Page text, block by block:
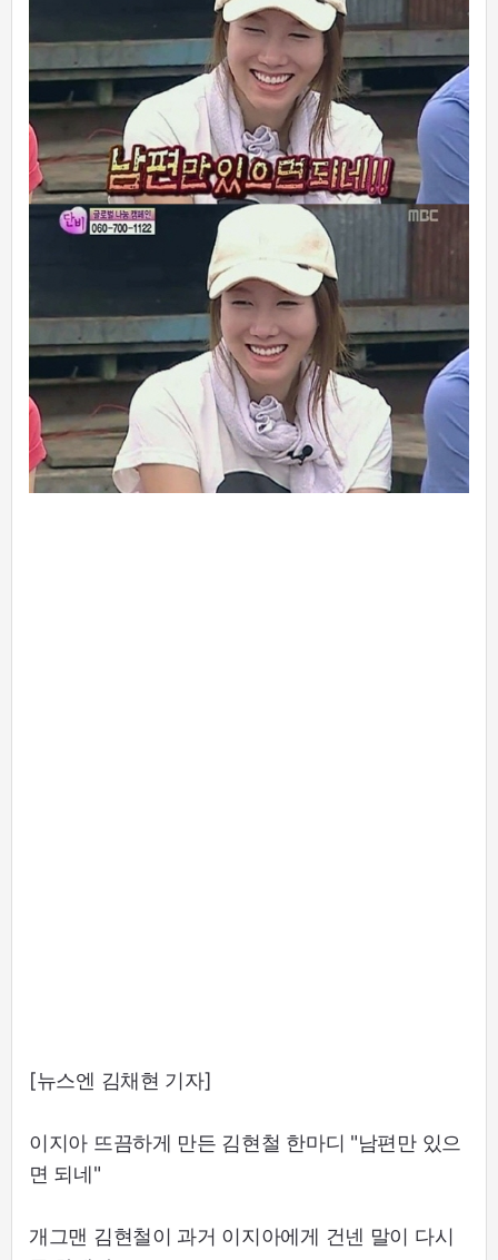
[뉴스엔 김채현 기자]
이지아 뜨끔하게 만든 김현철 한마디 "남편만 있으
면 되네"
개그맨 김현철이 과거 이지아에게 건넨 말이 다시